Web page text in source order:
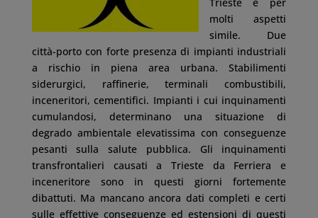
molti aspetti
simile. Due
città-porto con forte presenza di impianti industriali
a rischio in piena area urbana. Stabilimenti
siderurgici, raffinerie, terminali combustibili,
inceneritori, cementifici. Impianti i cui inquinamenti
cumulandosi, determinano una situazione di
degrado ambientale elevatissima con conseguenze
pesanti sulla salute pubblica. Gli inquinamenti
transfrontalieri causati a Trieste da Ferriera e
inceneritore sono in questi giorni fortemente
dibattuti. Ma mancano ancora dati completi e certi
sulle effettive conseguenze ed estensioni di questi